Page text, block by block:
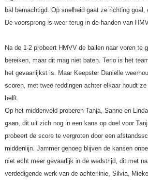
bal bemachtigd. Op snelheid gaat ze richting goal,
De voorsprong is weer terug in de handen van
Na de 1-2 probeert HMVV de ballen naar voren te
bereiken, maar dit mag niet baten. Terlo is het
het gevaarlijkst is. Maar Keepster Danielle
scoren, met twee reddingen achter elkaar houdt
helft.
Op het middenveld proberen Tanja, Sanne en
gaan, dit uit zich nog in een kans op doel voor
probeert de score te vergroten door een
middenlijn. Jammer genoeg blijven de kansen
niet echt meer gevaarlijk in de wedstrijd, dit met
verdedigende werk van de achterlinie, Silvia,